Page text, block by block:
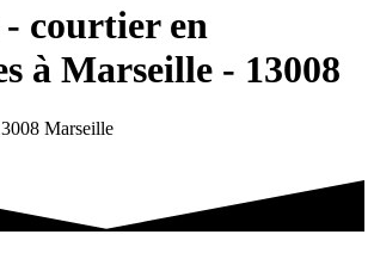
courtier en
à Marseille - 13008
Marseille